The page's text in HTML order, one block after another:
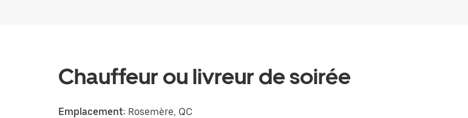
Chauffeur ou livreur de soirée
Emplacement: Rosemère, QC